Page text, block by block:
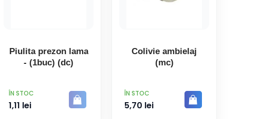
Piulita prezon lama
- (1buc) (dc)
PRET
ÎN STOC
1,11 lei
Colivie ambielaj
(mc)
PRET
ÎN STOC
5,70 lei